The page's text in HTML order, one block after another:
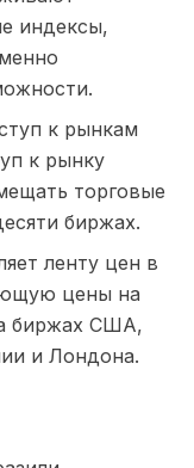
индексы,
к рынкам
к рынку
торговые
биржах.
ленту цен в
цены на
биржах США,
и Лондона.